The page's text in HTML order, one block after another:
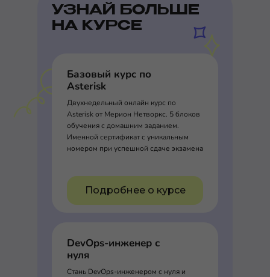
УЗНАЙ БОЛЬШЕ
НА КУРСЕ
Базовый курс по
Asterisk
Двухнедельный онлайн курс по
Asterisk от Мерион Нетворкс. 5 блоков
обучения с домашним заданием.
Именной сертификат с уникальным
номером при успешной сдаче экзамена
Подробнее о курсе
DevOps-инженер с
нуля
Стань DevOps-инженером с нуля и